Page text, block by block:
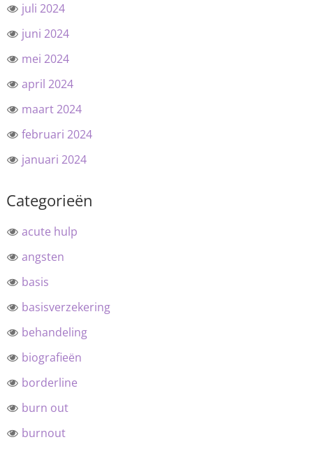
juli 2024
juni 2024
mei 2024
april 2024
maart 2024
februari 2024
januari 2024
Categorieën
acute hulp
angsten
basis
basisverzekering
behandeling
biografieën
borderline
burn out
burnout